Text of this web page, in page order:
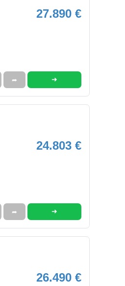
27.890 €
➦ ➜
24.803 €
➦ ➜
26.490 €